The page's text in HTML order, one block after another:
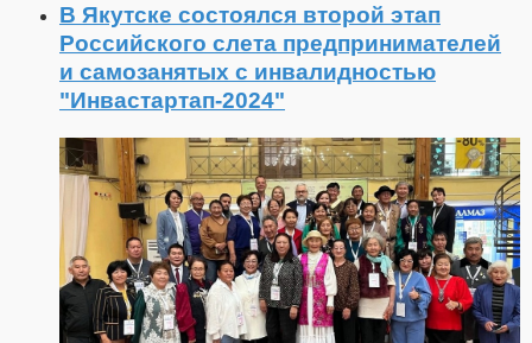
В Якутске состоялся второй этап
Российского слета предпринимателей
и самозанятых с инвалидностью
"Инвастартап-2024"